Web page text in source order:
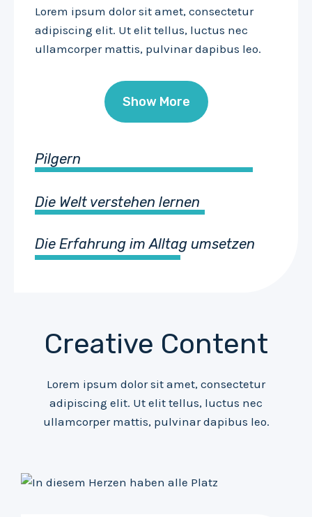
Lorem ipsum dolor sit amet, consectetur
adipiscing elit. Ut elit tellus, luctus nec
ullamcorper mattis, pulvinar dapibus leo.
Show More
Pilgern
Die Welt verstehen lernen
Die Erfahrung im Alltag umsetzen
Creative Content
Lorem ipsum dolor sit amet, consectetur
adipiscing elit. Ut elit tellus, luctus nec
ullamcorper mattis, pulvinar dapibus leo.